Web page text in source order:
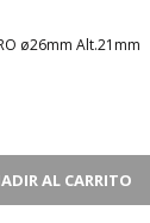
ø26mm Alt.21mm
AL CARRITO